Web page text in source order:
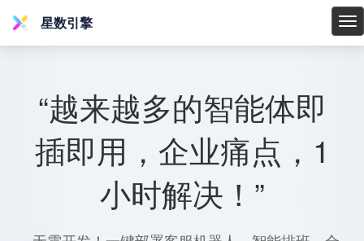
星
星数引擎
“越来越多的智能体即
插即用，企业痛点，1
小时解决！”